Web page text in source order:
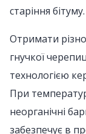
старіння бітуму.
Отримати
гнучкої
технологією
При
неорганічні
забезпечує в